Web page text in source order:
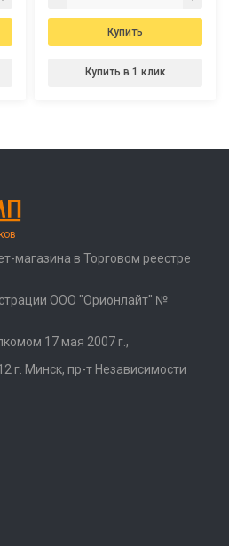
Купить
Купить в 1 клик
магазина в Торговом реестре
ООО "Орионлайт" №
17 мая 2007 г.,
г. Минск, пр-т Независимости